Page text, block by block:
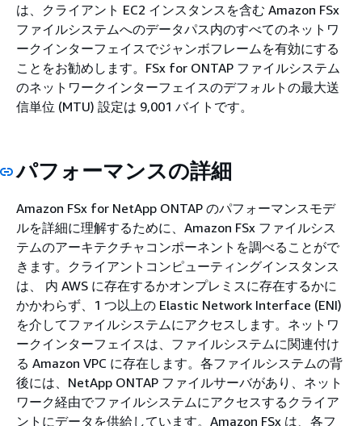
は、クライアント EC2 インスタンスを含む Amazon FSx
ファイルシステムへのデータパス内のすべてのネットワ
ークインターフェイスでジャンボフレームを有効にする
ことをお勧めします。FSx for ONTAP ファイルシステム
のネットワークインターフェイスのデフォルトの最大送
信単位 (MTU) 設定は 9,001 バイトです。
パフォーマンスの詳細
Amazon FSx for NetApp ONTAP のパフォーマンスモデ
ルを詳細に理解するために、Amazon FSx ファイルシス
テムのアーキテクチャコンポーネントを調べることがで
きます。クライアントコンピューティングインスタンス
は、 内 AWS に存在するかオンプレミスに存在するかに
かかわらず、1 つ以上の Elastic Network Interface (ENI)
を介してファイルシステムにアクセスします。ネットワ
ークインターフェイスは、ファイルシステムに関連付け
る Amazon VPC に存在します。各ファイルシステムの背
後には、NetApp ONTAP ファイルサーバがあり、ネット
ワーク経由でファイルシステムにアクセスするクライア
ントにデータを供給しています。Amazon FSx は、各フ